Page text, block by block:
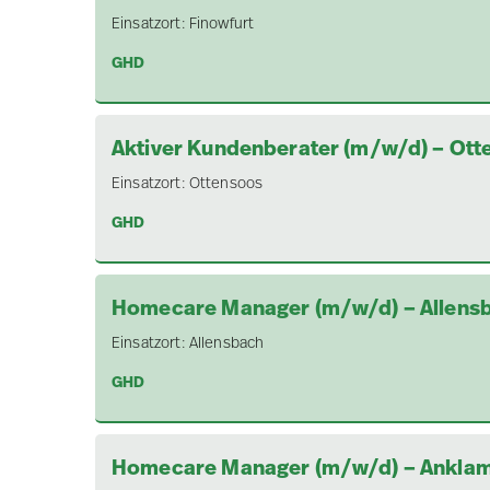
Einsatzort: Finowfurt
GHD
Aktiver Kundenberater (m/w/d) –
Einsatzort: Ottensoos
GHD
Homecare Manager (m/w/d) –
Einsatzort: Allensbach
GHD
Homecare Manager (m/w/d) –